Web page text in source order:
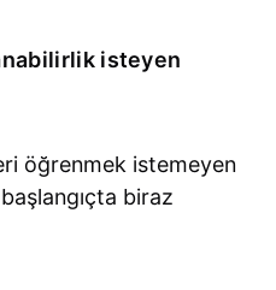
isteyen
öğrenmek istemeyen
biraz